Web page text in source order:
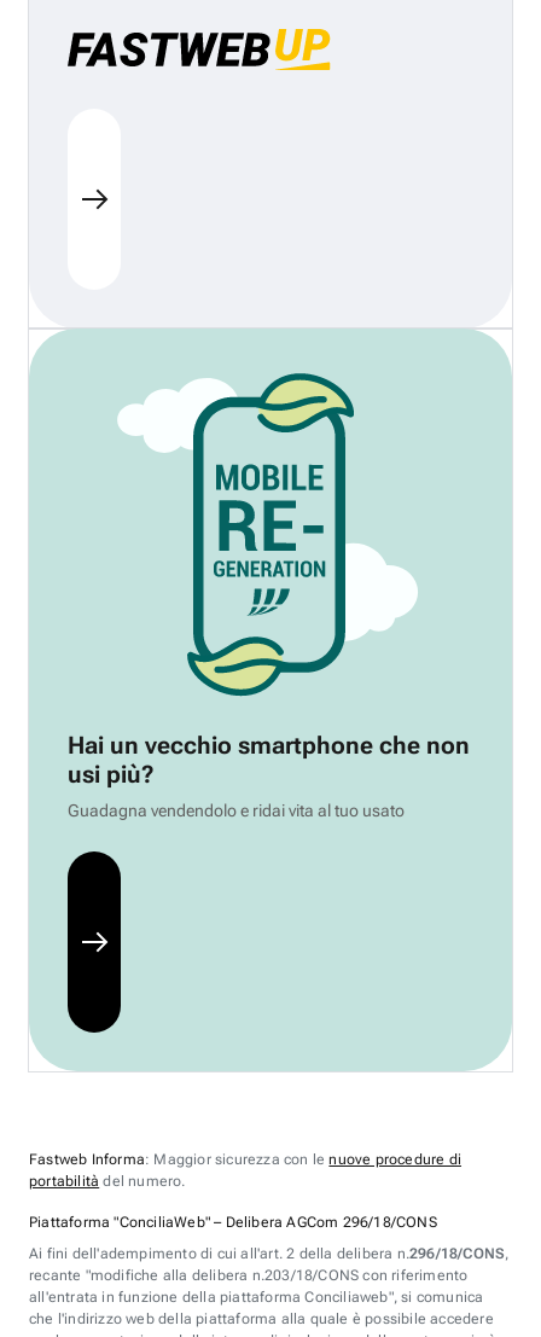
Hai un vecchio smartphone che non
usi più?
Guadagna vendendolo e ridai vita al tuo usato
Fastweb Informa: Maggior sicurezza con lenuove procedure di
portabilità del numero.
Piattaforma "ConciliaWeb" – Delibera AGCom 296/18/CONS
Ai fini dell'adempimento di cui all'art. 2 della delibera n.296/18/CONS,
recante "modifiche alla delibera n.203/18/CONS con riferimento
all'entrata in funzione della piattaforma Conciliaweb", si comunica
che l'indirizzo web della piattaforma alla quale è possibile accedere